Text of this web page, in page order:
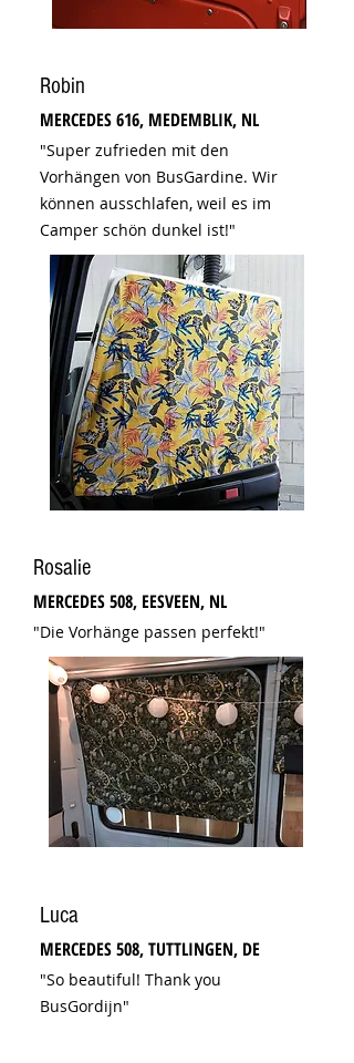
Robin
MERCEDES 616, MEDEMBLIK, NL
"Super zufrieden mit den
Vorhängen von BusGardine. Wir
können ausschlafen, weil es im
Camper schön dunkel ist!"
Rosalie
MERCEDES 508, EESVEEN, NL
"Die Vorhänge passen perfekt!"
Luca
MERCEDES 508, TUTTLINGEN, DE
"So beautiful! Thank you
BusGordijn"